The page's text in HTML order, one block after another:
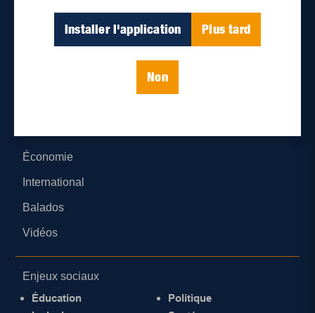
Installer l'application Plus tard
Non
Économie
International
Balados
Vidéos
Enjeux sociaux
Éducation
Politique